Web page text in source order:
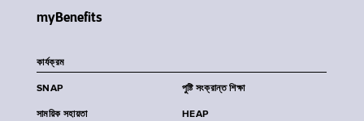
myBenefits
কার্যক্রম
SNAP পুষ্টি সংক্রান্ত শিক্ষা
সাময়িক সহায়তা HEAP